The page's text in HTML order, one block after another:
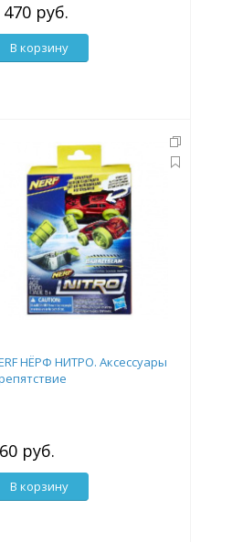
470 руб.
В корзину
НЁРФ НИТРО. Аксессуары
руб.
В корзину